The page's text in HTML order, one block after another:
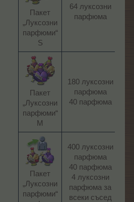
Пакет
„Луксозни
парфюми“
S​
64 луксозни
парфюма​
Пакет
„Луксозни
парфюми“
M​
180 луксозни
парфюма
40 парфюма​
Пакет
„Луксозни
парфюми“
400 луксозни
парфюма
40 парфюма
4 луксозни
парфюма за
всеки съсед​